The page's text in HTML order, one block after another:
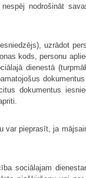
nodrošināt
uzrādot
kods, personu
dienestā
dokumentus
pieprasīt, ja
sociālajam